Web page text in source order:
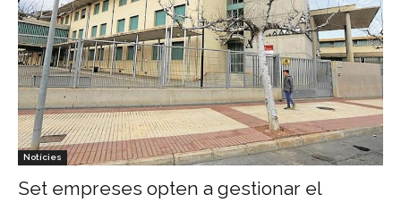
Notícies
Set empreses opten a gestionar el